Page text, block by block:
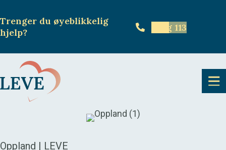
Trenger du øyeblikkelig
hjelp? Ring 113
Oppland | LEVE